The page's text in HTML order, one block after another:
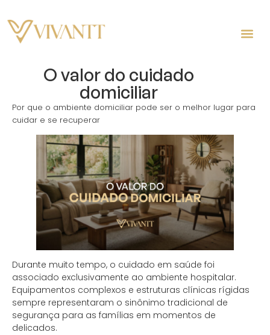
O valor do cuidado
domiciliar
Por que o ambiente domiciliar pode ser o melhor lugar para
cuidar e se recuperar
Durante muito tempo, o cuidado em saúde foi
associado exclusivamente ao ambiente hospitalar.
Equipamentos complexos e estruturas clínicas rígidas
sempre representaram o sinônimo tradicional de
segurança para as famílias em momentos de
delicados.